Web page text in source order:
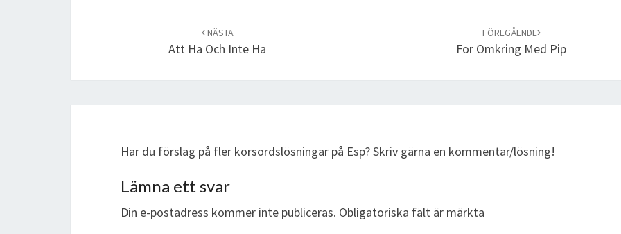
NÄSTA
Att Ha Och Inte Ha
FÖREGÅENDE
For Omkring Med Pip
Har du förslag på fler korsordslösningar på Esp? Skriv gärna en kommentar/lösning!
Lämna ett svar
Din e-postadress kommer inte publiceras. Obligatoriska fält är märkta